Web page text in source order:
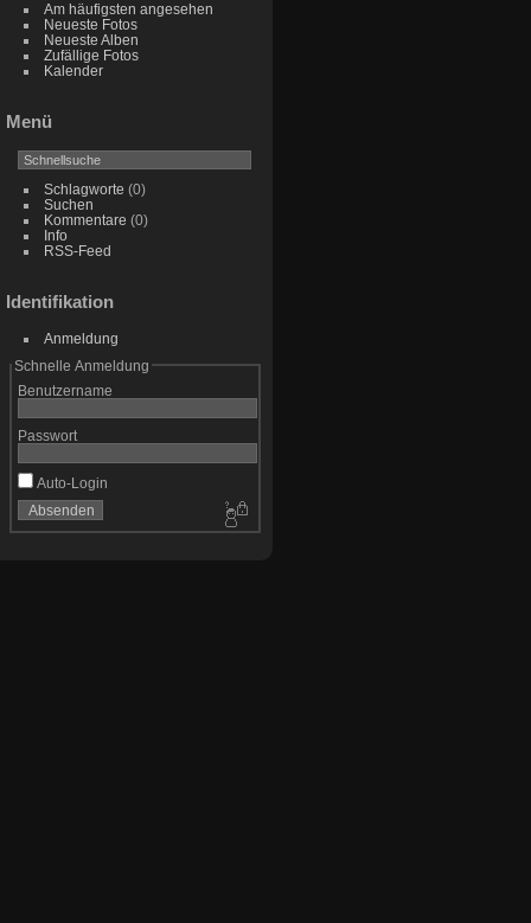
Am häufigsten angesehen
Neueste Fotos
Neueste Alben
Zufällige Fotos
Kalender
Menü
Schlagworte (0)
Suchen
Kommentare (0)
Info
RSS-Feed
Identifikation
Anmeldung
Schnelle Anmeldung
Benutzername
Passwort
Auto-Login